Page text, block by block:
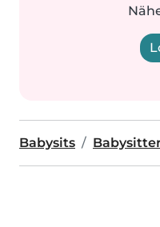
Babysits